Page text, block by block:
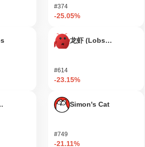
budowania zdecentralizowanych aplikacji
jego możliwości cross-chain,
wspiera różne portfele i integracje,
interakcję z funkcjami platformy,
Finance zapewnia wszechstronną
użytkowników pragnących angażować się
#374
-25.05%
龙虾 (Lobster)
#614
-23.15%
Simon's Cat
#749
-21.11%